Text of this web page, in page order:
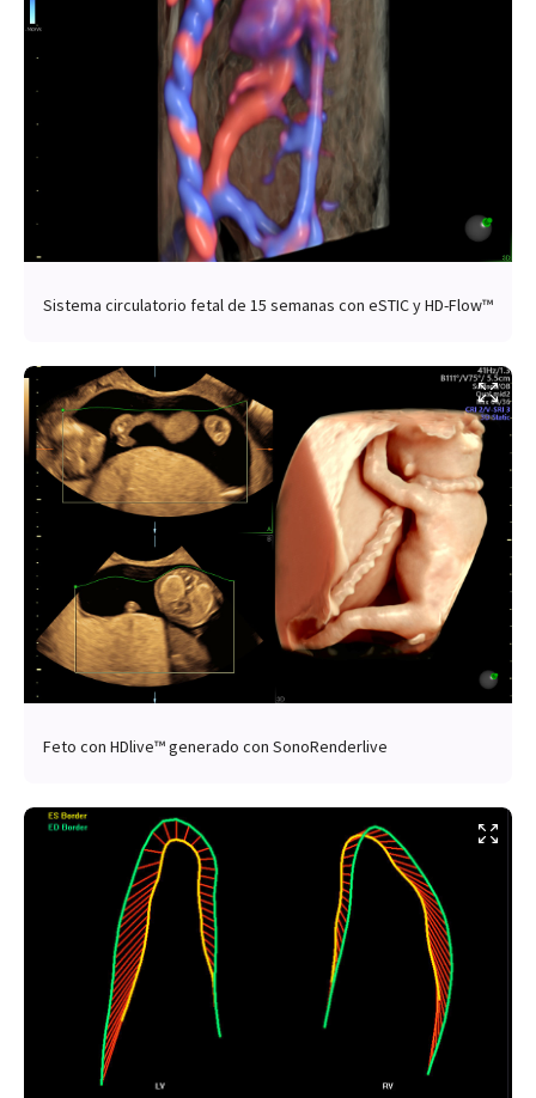
Sistema circulatorio fetal de 15 semanas con eSTIC y HD-Flow™
Feto con HDlive™ generado con SonoRenderlive